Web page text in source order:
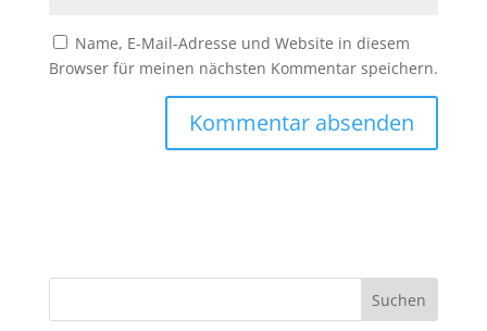
Name, E-Mail-Adresse und Website in diesem
Browser für meinen nächsten Kommentar speichern.